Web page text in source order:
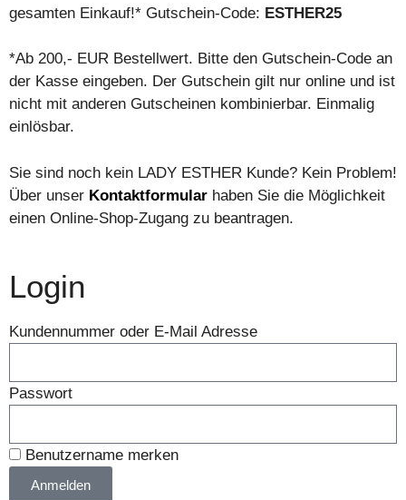
gesamten Einkauf!* Gutschein-Code: ESTHER25
*Ab 200,- EUR Bestellwert. Bitte den Gutschein-Code an
der Kasse eingeben. Der Gutschein gilt nur online und ist
nicht mit anderen Gutscheinen kombinierbar. Einmalig
einlösbar.
Sie sind noch kein LADY ESTHER Kunde? Kein Problem!
Über unser Kontaktformular haben Sie die Möglichkeit
einen Online-Shop-Zugang zu beantragen.
Login
Kundennummer oder E-Mail Adresse
Passwort
Benutzername merken
Anmelden